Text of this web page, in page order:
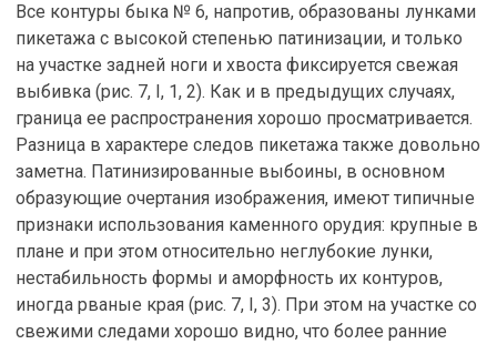
Все контуры быка № 6, напротив, образованы лунками
пикетажа с высокой степенью патинизации, и только
на участке задней ноги и хвоста фиксируется свежая
выбивка (рис. 7, I, 1, 2). Как и в предыдущих случаях,
граница ее распространения хорошо просматривается.
Разница в характере следов пикетажа также довольно
заметна. Патинизированные выбоины, в основном
образующие очертания изображения, имеют типичные
признаки использования каменного орудия: крупные в
плане и при этом относительно неглубокие лунки,
нестабильность формы и аморфность их контуров,
иногда рваные края (рис. 7, I, 3). При этом на участке со
свежими следами хорошо видно, что более ранние